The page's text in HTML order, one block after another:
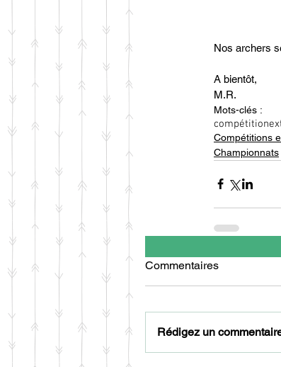
Nos archers
A bientôt,
M.R.
Mots-clés :
compétition
Compétitions
Championnats
Commentaires
Rédigez un